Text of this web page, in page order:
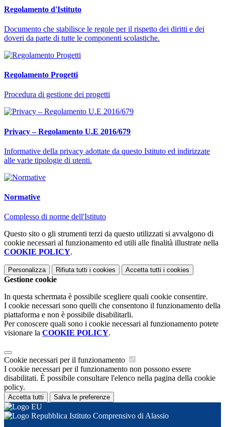
Regolamento d'Istituto
Documento che stabilisce le regole per il rispetto dei diritti e dei
doveri da parte di tutte le componenti scolastiche.
Regolamento Progetti
Procedura di gestione dei progetti
Privacy – Regolamento U.E 2016/679
Informative della privacy adottate da questo Istituto ed indirizzate
alle varie tipologie di utenti.
Normative
Complesso di norme dell'Istituto
Questo sito o gli strumenti terzi da questo utilizzati si avvalgono di
cookie necessari al funzionamento ed utili alle finalità illustrate nella
COOKIE POLICY.
Personalizza Rifiuta tutti i cookies Accetta tutti i cookies
Gestione cookie
In questa schermata è possibile scegliere quali cookie consentire.
I cookie necessari sono quelli che consentono il funzionamento della
piattaforma e non è possibile disabilitarli.
Per conoscere quali sono i cookie necessari al funzionamento potete
visionare la COOKIE POLICY.
Cookie necessari per il funzionamento
I cookie necessari per il funzionamento non possono essere
disabilitati. È possibile consultare l'elenco nella pagina della cookie
policy.
Accetta tutti Salva le preferenze
Istituto Comprensivo di Alassio